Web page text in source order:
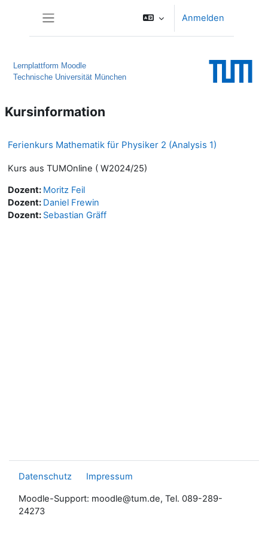
Anmelden
Lernplattform Moodle
Technische Universität München
Kursinformation
Ferienkurs Mathematik für Physiker 2 (Analysis 1)
Kurs aus TUMOnline ( W2024/25)
Dozent: Moritz Feil
Dozent: Daniel Frewin
Dozent: Sebastian Gräff
Datenschutz Impressum
Moodle-Support: moodle@tum.de, Tel. 089-289-
24273